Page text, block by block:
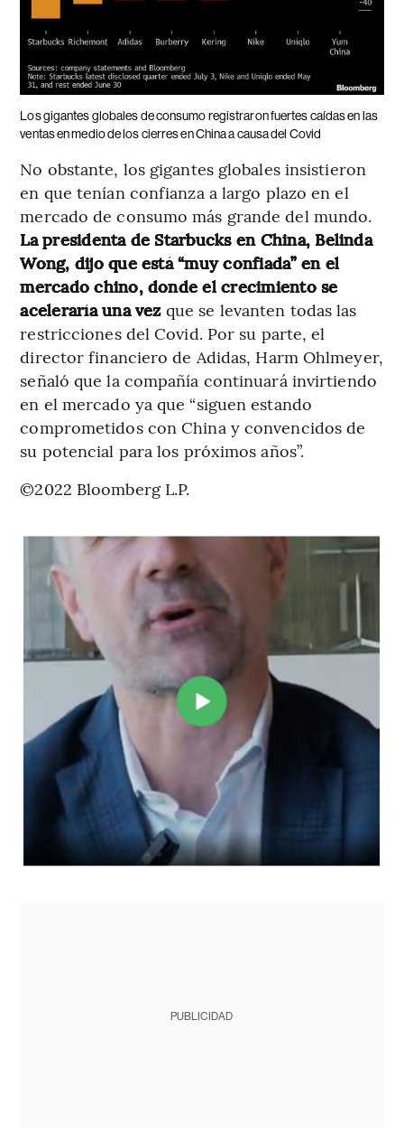
Los gigantes globales de consumo registraron fuertes caídas en las
ventas en medio de los cierres en China a causa del Covid
No obstante, los gigantes globales insistieron
en que tenían confianza a largo plazo en el
mercado de consumo más grande del mundo.
La presidenta de Starbucks en China, Belinda
Wong, dijo que está “muy confiada” en el
mercado chino, donde el crecimiento se
aceleraría una vez que se levanten todas las
restricciones del Covid. Por su parte, el
director financiero de Adidas, Harm Ohlmeyer,
señaló que la compañía continuará invirtiendo
en el mercado ya que “siguen estando
comprometidos con China y convencidos de
su potencial para los próximos años”.
©2022 Bloomberg L.P.
PUBLICIDAD